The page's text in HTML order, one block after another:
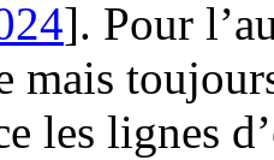
]. Pour
mais
les lignes